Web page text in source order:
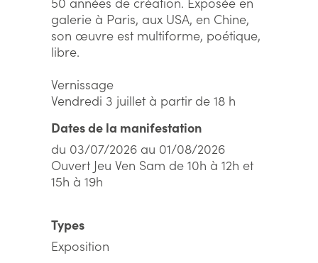
galerie à Paris, aux USA, en Chine,
son œuvre est multiforme, poétique,
libre.
Vernissage
Vendredi 3 juillet à partir de 18 h
Dates de la manifestation
du 03/07/2026 au 01/08/2026
Ouvert Jeu Ven Sam de 10h à 12h et
15h à 19h
Types
Exposition